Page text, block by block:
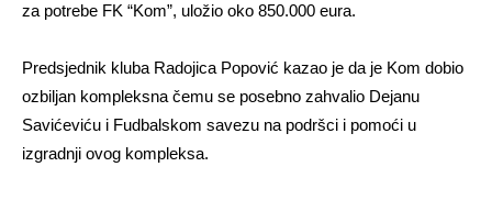
za potrebe FK “Kom”, uložio oko 850.000 eura.
Predsjednik kluba Radojica Popović kazao je da je Kom dobio
ozbiljan kompleksna čemu se posebno zahvalio Dejanu
Savićeviću i Fudbalskom savezu na podršci i pomoći u
izgradnji ovog kompleksa.